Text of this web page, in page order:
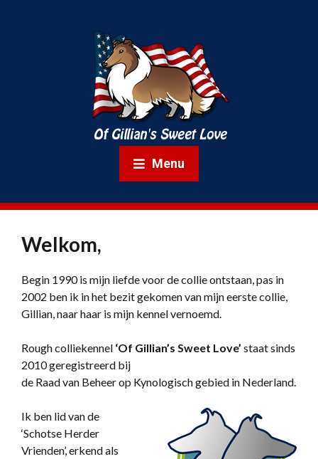
Menu
Welkom,
Begin 1990 is mijn liefde voor de collie ontstaan, pas in
2002 ben ik in het bezit gekomen van mijn eerste collie,
Gillian, naar haar is mijn kennel vernoemd.
Rough colliekennel ‘Of Gillian’s Sweet Love’ staat sinds
2010 geregistreerd bij
de Raad van Beheer op Kynologisch gebied in Nederland.
Ik ben lid van de
‘Schotse Herder
Vrienden’, erkend als